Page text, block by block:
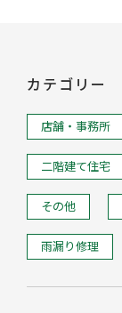
カテゴリー
雨漏り修理
店舗・事務所
二階建て住宅
その他